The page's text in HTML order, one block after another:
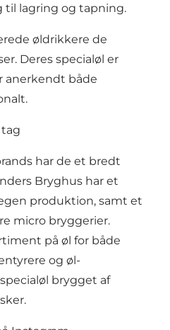
lagring og tapning.
øldrikkere de
Deres specialøl er
anerkendt både
har de et bredt
Bryghus har et
produktion, samt et
micro bryggerier.
på øl for både
og øl-
brygget af